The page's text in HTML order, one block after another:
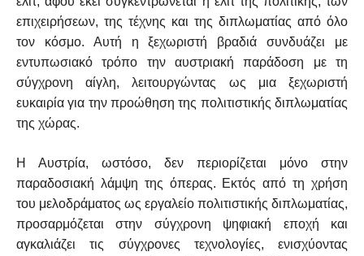
επιχειρήσεων, της τέχνης και της διπλωματίας από όλο
τον κόσμο. Αυτή η ξεχωριστή βραδιά συνδυάζει με
εντυπωσιακό τρόπο την αυστριακή παράδοση με τη
σύγχρονη αίγλη, λειτουργώντας ως μια ξεχωριστή
ευκαιρία για την προώθηση της πολιτιστικής διπλωματίας
της χώρας.
Η Αυστρία, ωστόσο, δεν περιορίζεται μόνο στην
παραδοσιακή λάμψη της όπερας. Εκτός από τη χρήση
του μελοδράματος ως εργαλείο πολιτιστικής διπλωματίας,
προσαρμόζεται στην σύγχρονη ψηφιακή εποχή και
αγκαλιάζει τις σύγχρονες τεχνολογίες, ενισχύοντας